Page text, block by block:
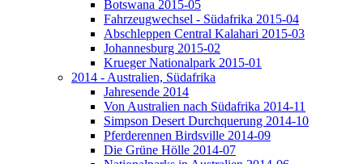
Botswana 2015-05
Fahrzeugwechsel - Südafrika 2015-04
Abschleppen Central Kalahari 2015-03
Johannesburg 2015-02
Krueger Nationalpark 2015-01
2014 - Australien, Südafrika
Jahresende 2014
Von Australien nach Südafrika 2014-11
Simpson Desert Durchquerung 2014-10
Pferderennen Birdsville 2014-09
Die Grüne Hölle 2014-07